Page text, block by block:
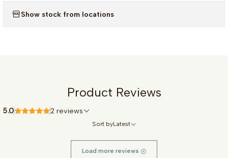
Show stock from locations
Product Reviews
5.0 2 reviews
Sort byLatest
Load more reviews